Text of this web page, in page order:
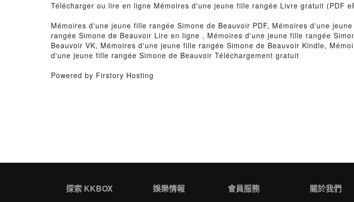
Télécharger ou lire en ligne Mémoires d'une jeune fille rangée Livre gratuit (PDF
Mémoires d'une jeune fille rangée Simone de Beauvoir PDF, Mémoires d'une
rangée Simone de Beauvoir Lire en ligne , Mémoires d'une jeune fille rangée
Beauvoir VK, Mémoires d'une jeune fille rangée Simone de Beauvoir Kindle,
d'une jeune fille rangée Simone de Beauvoir Téléchargement gratuit
Powered by Firstory Hosting
探索 KKBOX 娛樂情報 會員服務 關於我們